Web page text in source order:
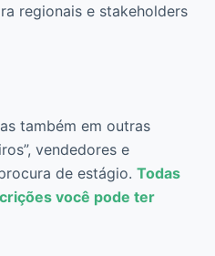
regionais e stakeholders
também em outras
vendedores e
de estágio. Todas
você pode ter